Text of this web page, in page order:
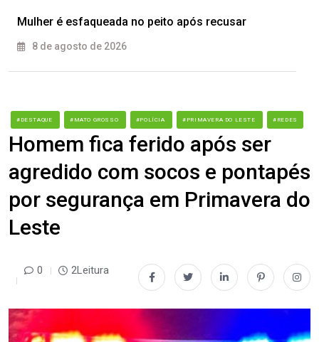
Mulher é esfaqueada no peito após recusar
8 de agosto de 2026
#DESTAQUE #MATO GROSSO #POLÍCIA #PRIMAVERA DO LESTE #REDES
Homem fica ferido após ser
agredido com socos e pontapés
por segurança em Primavera do
Leste
0 2Leitura